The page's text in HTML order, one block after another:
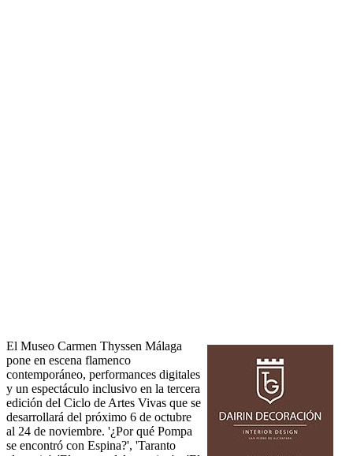
El Museo Carmen Thyssen Málaga
pone en escena flamenco
contemporáneo, performances digitales
y un espectáculo inclusivo en la tercera
edición del Ciclo de Artes Vivas que se
desarrollará del próximo 6 de octubre
al 24 de noviembre. '¿Por qué Pompa
se encontró con Espina?', 'Taranto